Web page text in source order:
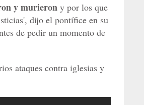
y murieron y por los que
dijo el pontífice en su
de pedir un momento de
ataques contra iglesias y